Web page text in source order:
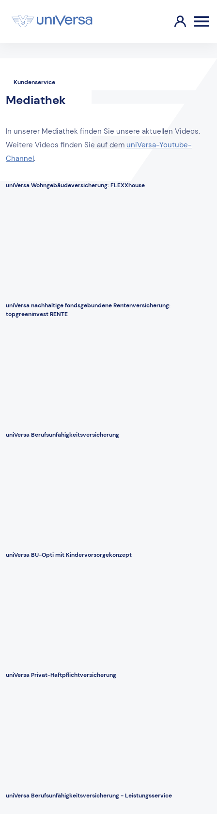
Kundenservice
Mediathek
In unserer Mediathek finden Sie unsere aktuellen Videos.
Weitere Videos finden Sie auf dem uniVersa-Youtube-
Channel.
uniVersa Wohngebäudeversicherung: FLEXXhouse
uniVersa nachhaltige fondsgebundene Rentenversicherung:
topgreeninvest RENTE
uniVersa Berufsunfähigkeitsversicherung
uniVersa BU-Opti mit Kindervorsorgekonzept
uniVersa Privat-Haftpflichtversicherung
uniVersa Berufsunfähigkeitsversicherung - Leistungsservice